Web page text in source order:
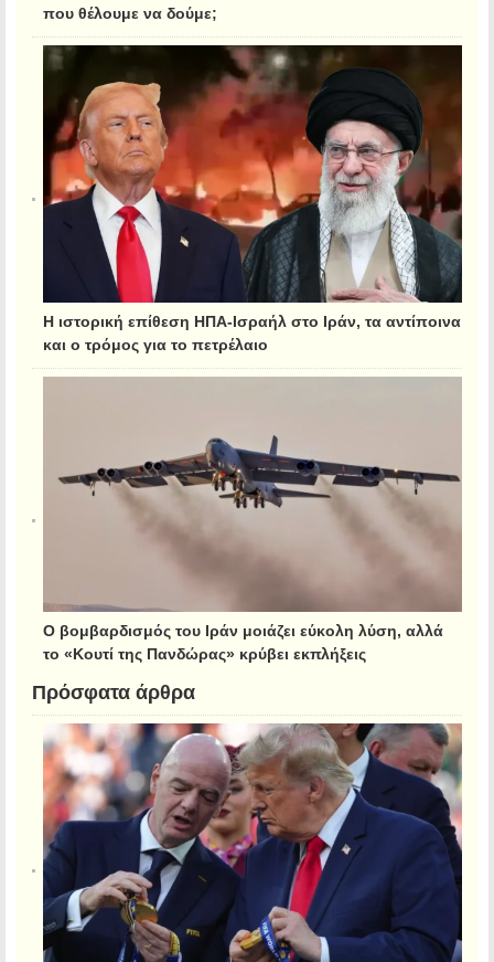
που θέλουμε να δούμε;
Η ιστορική επίθεση ΗΠΑ-Ισραήλ στο Ιράν, τα αντίποινα
και ο τρόμος για το πετρέλαιο
Ο βομβαρδισμός του Ιράν μοιάζει εύκολη λύση, αλλά
το «Κουτί της Πανδώρας» κρύβει εκπλήξεις
Πρόσφατα άρθρα